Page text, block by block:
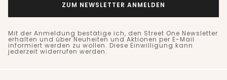
ZUM NEWSLETTER ANMELDEN
Mit der Anmeldung bestätige ich, den Street One Newsletter
erhalten und über Neuheiten und Aktionen per E-Mail
informiert werden zu wollen. Diese Einwilligung kann
jederzeit widerrufen werden.